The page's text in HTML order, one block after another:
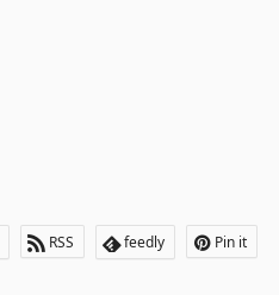
RSS feedly Pin it